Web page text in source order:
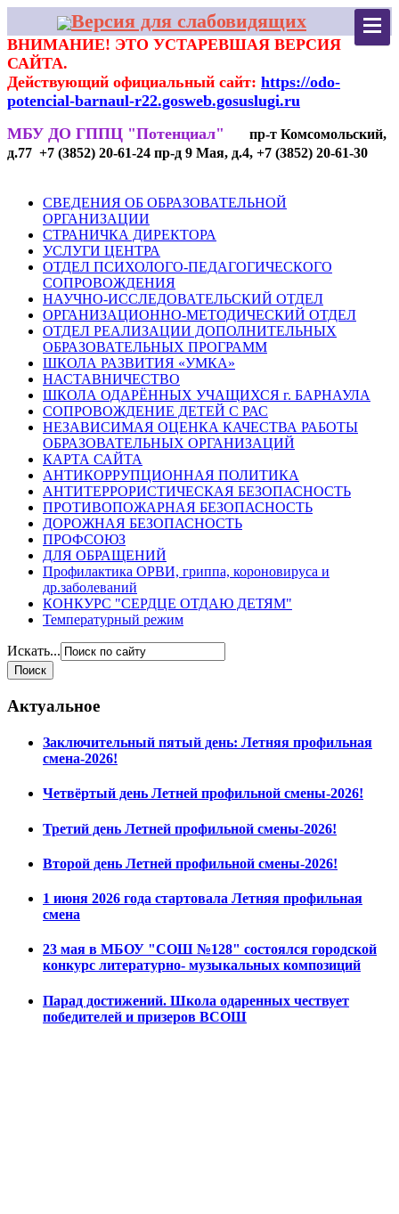
Версия для слабовидящих
ВНИМАНИЕ! ЭТО УСТАРЕВШАЯ ВЕРСИЯ
САЙТА.
Действующий официальный сайт: https://odo-
potencial-barnaul-r22.gosweb.gosuslugi.ru
МБУ ДО ГППЦ "Потенциал"
пр-т Комсомольский,
д.77 +7 (3852) 20-61-24 пр-д 9 Мая, д.4, +7 (3852) 20-61-30
СВЕДЕНИЯ ОБ ОБРАЗОВАТЕЛЬНОЙ
ОРГАНИЗАЦИИ
СТРАНИЧКА ДИРЕКТОРА
УСЛУГИ ЦЕНТРА
ОТДЕЛ ПСИХОЛОГО-ПЕДАГОГИЧЕСКОГО
СОПРОВОЖДЕНИЯ
НАУЧНО-ИССЛЕДОВАТЕЛЬСКИЙ ОТДЕЛ
ОРГАНИЗАЦИОННО-МЕТОДИЧЕСКИЙ ОТДЕЛ
ОТДЕЛ РЕАЛИЗАЦИИ ДОПОЛНИТЕЛЬНЫХ
ОБРАЗОВАТЕЛЬНЫХ ПРОГРАММ
ШКОЛА РАЗВИТИЯ «УМКА»
НАСТАВНИЧЕСТВО
ШКОЛА ОДАРЁННЫХ УЧАЩИХСЯ г. БАРНАУЛА
СОПРОВОЖДЕНИЕ ДЕТЕЙ С РАС
НЕЗАВИСИМАЯ ОЦЕНКА КАЧЕСТВА РАБОТЫ
ОБРАЗОВАТЕЛЬНЫХ ОРГАНИЗАЦИЙ
КАРТА САЙТА
АНТИКОРРУПЦИОННАЯ ПОЛИТИКА
АНТИТЕРРОРИСТИЧЕСКАЯ БЕЗОПАСНОСТЬ
ПРОТИВОПОЖАРНАЯ БЕЗОПАСНОСТЬ
ДОРОЖНАЯ БЕЗОПАСНОСТЬ
ПРОФСОЮЗ
ДЛЯ ОБРАЩЕНИЙ
Профилактика ОРВИ, гриппа, короновируса и
др.заболеваний
КОНКУРС "СЕРДЦЕ ОТДАЮ ДЕТЯМ"
Температурный режим
Искать...
Актуальное
Заключительный пятый день: Летняя профильная
смена-2026!
Четвёртый день Летней профильной смены-2026!
Третий день Летней профильной смены-2026!
Второй день Летней профильной смены-2026!
1 июня 2026 года стартовала Летняя профильная
смена
23 мая в МБОУ "СОШ №128" состоялся городской
конкурс литературно- музыкальных композиций
Парад достижений. Школа одаренных чествует
победителей и призеров ВСОШ